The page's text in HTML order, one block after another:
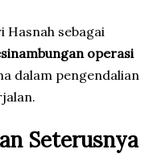
Hasnah sebagai
operasi
dalam pengendalian
Seterusnya